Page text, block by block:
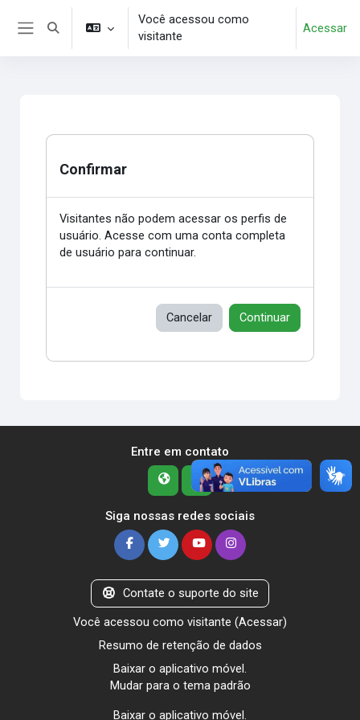
Ir para o conteúdo principal
Alternar entrada de pesquisa
Você acessou como
visitante
Acessar
Confirmar
Visitantes não podem acessar os perfis de
usuário. Acesse com uma conta completa
de usuário para continuar.
Cancelar Continuar
Entre em contato
Siga nossas redes sociais
Contate o suporte do site
Você acessou como visitante (Acessar)
Resumo de retenção de dados
Baixar o aplicativo móvel.
Mudar para o tema padrão
Baixar o aplicativo móvel.